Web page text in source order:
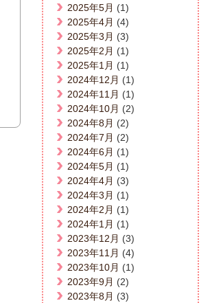
2025年5月 (1)
2025年4月 (4)
2025年3月 (3)
2025年2月 (1)
2025年1月 (1)
2024年12月 (1)
2024年11月 (1)
2024年10月 (2)
2024年8月 (2)
2024年7月 (2)
2024年6月 (1)
2024年5月 (1)
2024年4月 (3)
2024年3月 (1)
2024年2月 (1)
2024年1月 (1)
2023年12月 (3)
2023年11月 (4)
2023年10月 (1)
2023年9月 (2)
2023年8月 (3)